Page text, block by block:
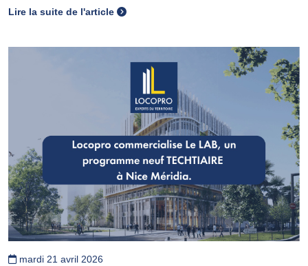
Lire la suite de l'article
mardi 21 avril 2026